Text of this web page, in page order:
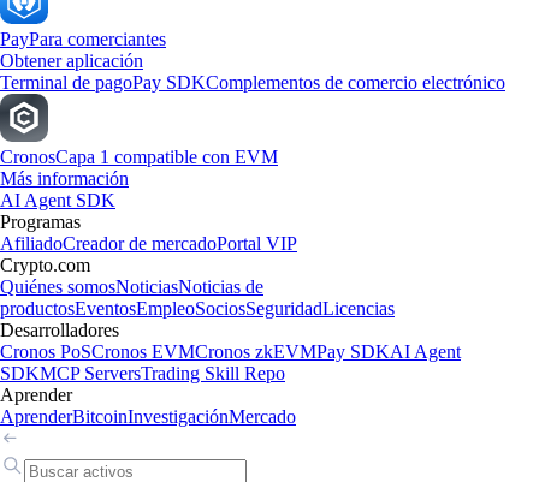
PayPara comerciantes
Obtener aplicación
Terminal de pagoPay SDKComplementos de comercio electrónico
CronosCapa 1 compatible con EVM
Más información
AI Agent SDK
Programas
AfiliadoCreador de mercadoPortal VIP
Crypto.com
Quiénes somosNoticiasNoticias de
productosEventosEmpleoSociosSeguridadLicencias
Desarrolladores
Cronos PoSCronos EVMCronos zkEVMPay SDKAI Agent
SDKMCP ServersTrading Skill Repo
Aprender
AprenderBitcoinInvestigaciónMercado